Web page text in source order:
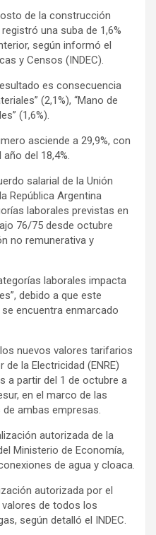
de la construcción
una suba de 1,6%
según informó el
y Censos (INDEC).
es consecuencia
(2,1%), “Mano de
(1,6%).
asciende a 29,9%, con
del 18,4%.
salarial de la Unión
República Argentina
laborales previstas en
76/75 desde octubre
no remunerativa y
laborales impacta
debido a que este
se encuentra enmarcado
nuevos valores tarifarios
de la Electricidad (ENRE)
a partir del 1 de octubre a
en el marco de las
ambas empresas.
autorizada de la
Ministerio de Economía,
de agua y cloaca.
autorizada por el
de todos los
según detalló el INDEC.